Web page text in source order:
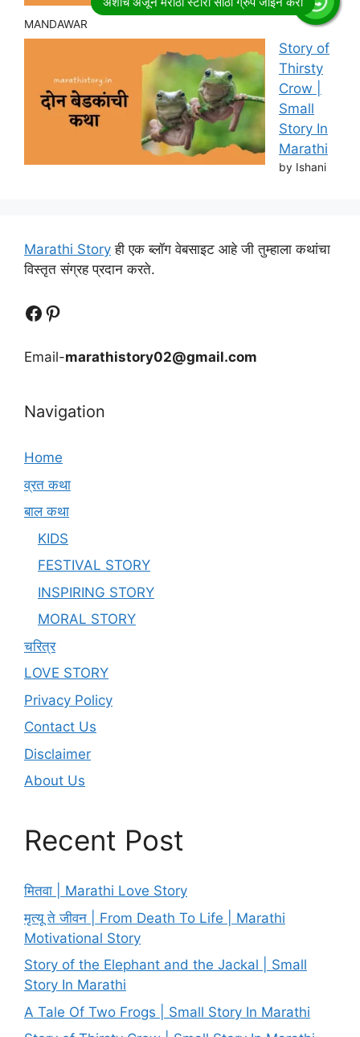
by RITESH
MANDAWAR
Story of
Thirsty
Crow |
Small
Story In
Marathi
by Ishani
Marathi Story ही एक ब्लॉग वेबसाइट आहे जी तुम्हाला कथांचा
विस्तृत संग्रह प्रदान करते.
Follow UsFollow us
Email-marathistory02@gmail.com
Navigation
Home
व्रत कथा
बाल कथा
KIDS
FESTIVAL STORY
INSPIRING STORY
MORAL STORY
चरित्र
LOVE STORY
Privacy Policy
Contact Us
Disclaimer
About Us
Recent Post
मितवा | Marathi Love Story
मृत्यू ते जीवन | From Death To Life | Marathi
Motivational Story
Story of the Elephant and the Jackal | Small
Story In Marathi
A Tale Of Two Frogs | Small Story In Marathi